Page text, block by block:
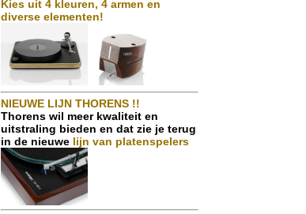
Kies uit 4 kleuren, 4 armen en
diverse elementen!
NIEUWE LIJN THORENS !!
Thorens wil meer kwaliteit en
uitstraling bieden en dat zie je terug
in de nieuwe lijn van platenspelers